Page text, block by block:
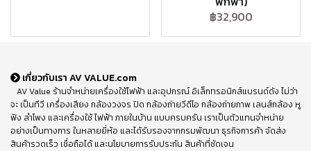
฿32,900
เกี่ยวกับเรา AV VALUE.com
AV Value ร้านจำหน่ายเครื่องใช้ไฟฟ้า และอุปกรณ์ อิเล็กทรอนิกส์แบรนด์ดัง ไม่ว่า
จะ เป็นทีวี เครื่องเสียง กล้องวงจร ปิด กล้องถ่ายวีดีโอ กล้องถ่ายภาพ เลนส์กล้อง หู
ฟัง ลำโพง และเครื่องใช้ ไฟฟ้า ภายในบ้าน แบบครบครัน เราเป็นตัวแทนจำหน่าย
อย่างเป็นทางการ ในหลายยี่ห้อ และได้รับรองจากกรมพัฒนา ธุรกิจการค้า จัดส่ง
สินค้ารวดเร็ว เชื่อถือได้ และนโยบายการรับประกัน สินค้าที่ชัดเจน